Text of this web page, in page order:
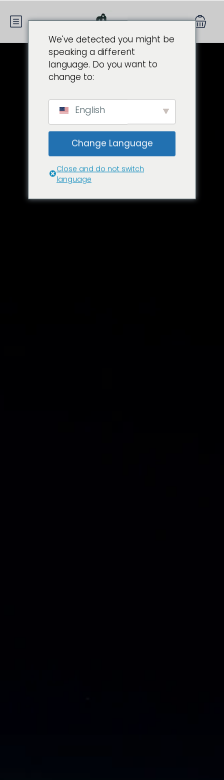
We've detected you might be
speaking a different
language. Do you want to
change to:
English
Change Language
Close and do not switch
language